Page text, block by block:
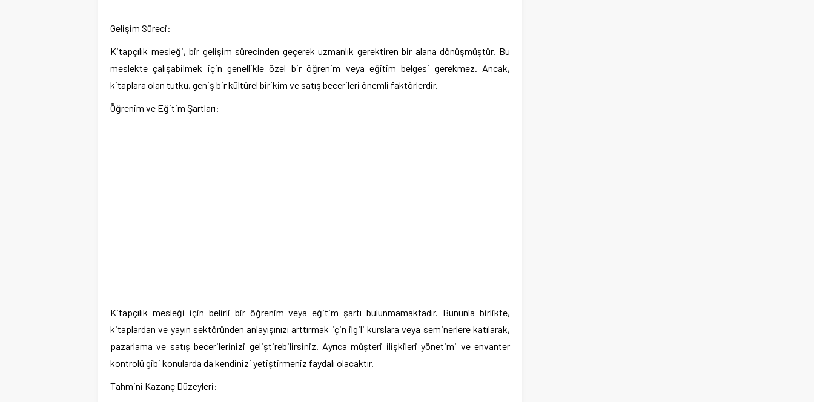
Gelişim Süreci:
Kitapçılık mesleği, bir gelişim sürecinden geçerek uzmanlık gerektiren bir alana dönüşmüştür. Bu
meslekte çalışabilmek için genellikle özel bir öğrenim veya eğitim belgesi gerekmez. Ancak,
kitaplara olan tutku, geniş bir kültürel birikim ve satış becerileri önemli faktörlerdir.
Öğrenim ve Eğitim Şartları:
Kitapçılık mesleği için belirli bir öğrenim veya eğitim şartı bulunmamaktadır. Bununla birlikte,
kitaplardan ve yayın sektöründen anlayışınızı arttırmak için ilgili kurslara veya seminerlere katılarak,
pazarlama ve satış becerilerinizi geliştirebilirsiniz. Ayrıca müşteri ilişkileri yönetimi ve envanter
kontrolü gibi konularda da kendinizi yetiştirmeniz faydalı olacaktır.
Tahmini Kazanç Düzeyleri: